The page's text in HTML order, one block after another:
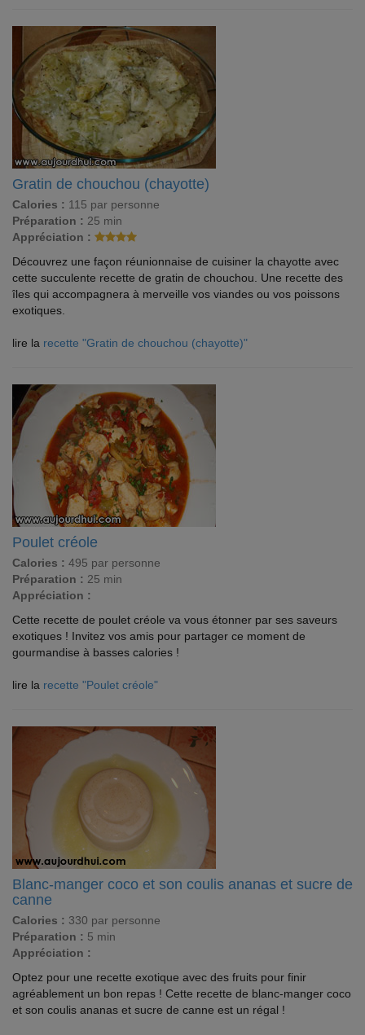
Gratin de chouchou (chayotte)
Calories : 115 par personne
Préparation : 25 min
Appréciation :
Découvrez une façon réunionnaise de cuisiner la chayotte avec
cette succulente recette de gratin de chouchou. Une recette des
îles qui accompagnera à merveille vos viandes ou vos poissons
exotiques.
lire la recette "Gratin de chouchou (chayotte)"
Poulet créole
Calories : 495 par personne
Préparation : 25 min
Appréciation :
Cette recette de poulet créole va vous étonner par ses saveurs
exotiques ! Invitez vos amis pour partager ce moment de
gourmandise à basses calories !
lire la recette "Poulet créole"
Blanc-manger coco et son coulis ananas et sucre de
canne
Calories : 330 par personne
Préparation : 5 min
Appréciation :
Optez pour une recette exotique avec des fruits pour finir
agréablement un bon repas ! Cette recette de blanc-manger coco
et son coulis ananas et sucre de canne est un régal !